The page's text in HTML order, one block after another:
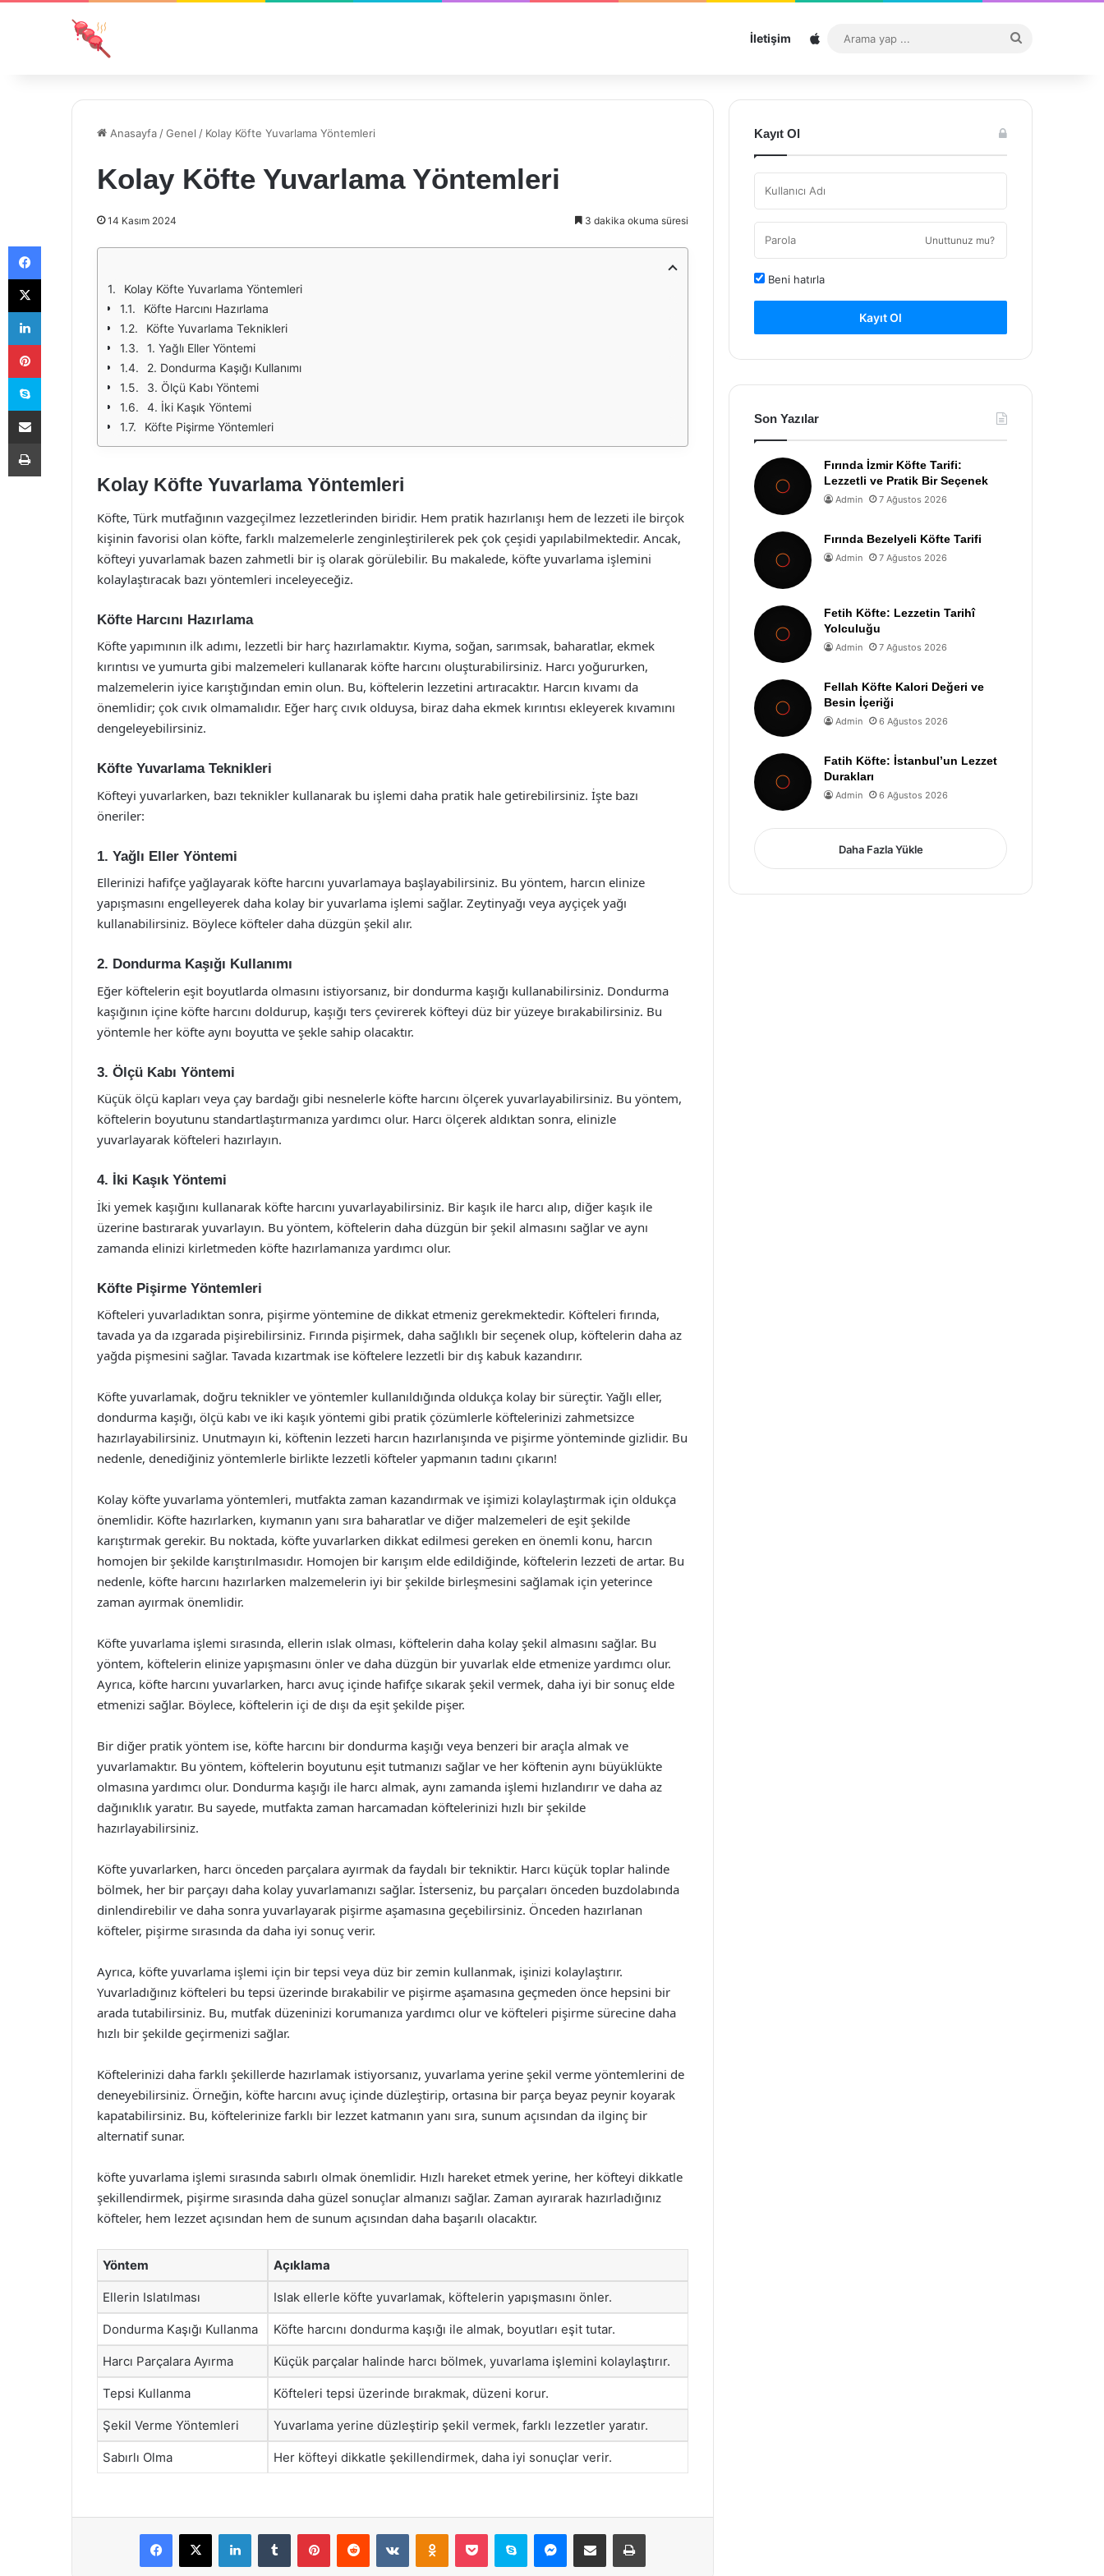
İletişim Sitemap
...
Anasayfa /Genel / Kolay Köfte Yuvarlama Yöntemleri
Kolay Köfte Yuvarlama Yöntemleri
14 Kasım 2024 3 dakika okuma süresi
Kolay Köfte Yuvarlama Yöntemleri
Köfte Harcını Hazırlama
Köfte Yuvarlama Teknikleri
1. Yağlı Eller Yöntemi
2. Dondurma Kaşığı Kullanımı
3. Ölçü Kabı Yöntemi
4. İki Kaşık Yöntemi
Köfte Pişirme Yöntemleri
Kolay Köfte Yuvarlama Yöntemleri
Köfte, Türk mutfağının vazgeçilmez lezzetlerinden biridir. Hem pratik hazırlanışı hem de lezzeti ile birçok
kişinin favorisi olan köfte, farklı malzemelerle zenginleştirilerek pek çok çeşidi yapılabilmektedir. Ancak,
köfteyi yuvarlamak bazen zahmetli bir iş olarak görülebilir. Bu makalede, köfte yuvarlama işlemini
kolaylaştıracak bazı yöntemleri inceleyeceğiz.
Köfte Harcını Hazırlama
Köfte yapımının ilk adımı, lezzetli bir harç hazırlamaktır. Kıyma, soğan, sarımsak, baharatlar, ekmek
kırıntısı ve yumurta gibi malzemeleri kullanarak köfte harcını oluşturabilirsiniz. Harcı yoğururken,
malzemelerin iyice karıştığından emin olun. Bu, köftelerin lezzetini artıracaktır. Harcın kıvamı da
önemlidir; çok cıvık olmamalıdır. Eğer harç cıvık olduysa, biraz daha ekmek kırıntısı ekleyerek kıvamını
dengeleyebilirsiniz.
Köfte Yuvarlama Teknikleri
Köfteyi yuvarlarken, bazı teknikler kullanarak bu işlemi daha pratik hale getirebilirsiniz. İşte bazı
öneriler:
1. Yağlı Eller Yöntemi
Ellerinizi hafifçe yağlayarak köfte harcını yuvarlamaya başlayabilirsiniz. Bu yöntem, harcın elinize
yapışmasını engelleyerek daha kolay bir yuvarlama işlemi sağlar. Zeytinyağı veya ayçiçek yağı
kullanabilirsiniz. Böylece köfteler daha düzgün şekil alır.
2. Dondurma Kaşığı Kullanımı
Eğer köftelerin eşit boyutlarda olmasını istiyorsanız, bir dondurma kaşığı kullanabilirsiniz. Dondurma
kaşığının içine köfte harcını doldurup, kaşığı ters çevirerek köfteyi düz bir yüzeye bırakabilirsiniz. Bu
yöntemle her köfte aynı boyutta ve şekle sahip olacaktır.
3. Ölçü Kabı Yöntemi
Küçük ölçü kapları veya çay bardağı gibi nesnelerle köfte harcını ölçerek yuvarlayabilirsiniz. Bu yöntem,
köftelerin boyutunu standartlaştırmanıza yardımcı olur. Harcı ölçerek aldıktan sonra, elinizle
yuvarlayarak köfteleri hazırlayın.
4. İki Kaşık Yöntemi
İki yemek kaşığını kullanarak köfte harcını yuvarlayabilirsiniz. Bir kaşık ile harcı alıp, diğer kaşık ile
üzerine bastırarak yuvarlayın. Bu yöntem, köftelerin daha düzgün bir şekil almasını sağlar ve aynı
zamanda elinizi kirletmeden köfte hazırlamanıza yardımcı olur.
Köfte Pişirme Yöntemleri
Köfteleri yuvarladıktan sonra, pişirme yöntemine de dikkat etmeniz gerekmektedir. Köfteleri fırında,
tavada ya da ızgarada pişirebilirsiniz. Fırında pişirmek, daha sağlıklı bir seçenek olup, köftelerin daha az
yağda pişmesini sağlar. Tavada kızartmak ise köftelere lezzetli bir dış kabuk kazandırır.
Köfte yuvarlamak, doğru teknikler ve yöntemler kullanıldığında oldukça kolay bir süreçtir. Yağlı eller,
dondurma kaşığı, ölçü kabı ve iki kaşık yöntemi gibi pratik çözümlerle köftelerinizi zahmetsizce
hazırlayabilirsiniz. Unutmayın ki, köftenin lezzeti harcın hazırlanışında ve pişirme yönteminde gizlidir. Bu
nedenle, denediğiniz yöntemlerle birlikte lezzetli köfteler yapmanın tadını çıkarın!
Kolay köfte yuvarlama yöntemleri, mutfakta zaman kazandırmak ve işimizi kolaylaştırmak için oldukça
önemlidir. Köfte hazırlarken, kıymanın yanı sıra baharatlar ve diğer malzemeleri de eşit şekilde
karıştırmak gerekir. Bu noktada, köfte yuvarlarken dikkat edilmesi gereken en önemli konu, harcın
homojen bir şekilde karıştırılmasıdır. Homojen bir karışım elde edildiğinde, köftelerin lezzeti de artar. Bu
nedenle, köfte harcını hazırlarken malzemelerin iyi bir şekilde birleşmesini sağlamak için yeterince
zaman ayırmak önemlidir.
Köfte yuvarlama işlemi sırasında, ellerin ıslak olması, köftelerin daha kolay şekil almasını sağlar. Bu
yöntem, köftelerin elinize yapışmasını önler ve daha düzgün bir yuvarlak elde etmenize yardımcı olur.
Ayrıca, köfte harcını yuvarlarken, harcı avuç içinde hafifçe sıkarak şekil vermek, daha iyi bir sonuç elde
etmenizi sağlar. Böylece, köftelerin içi de dışı da eşit şekilde pişer.
Bir diğer pratik yöntem ise, köfte harcını bir dondurma kaşığı veya benzeri bir araçla almak ve
yuvarlamaktır. Bu yöntem, köftelerin boyutunu eşit tutmanızı sağlar ve her köftenin aynı büyüklükte
olmasına yardımcı olur. Dondurma kaşığı ile harcı almak, aynı zamanda işlemi hızlandırır ve daha az
dağınıklık yaratır. Bu sayede, mutfakta zaman harcamadan köftelerinizi hızlı bir şekilde
hazırlayabilirsiniz.
Köfte yuvarlarken, harcı önceden parçalara ayırmak da faydalı bir tekniktir. Harcı küçük toplar halinde
bölmek, her bir parçayı daha kolay yuvarlamanızı sağlar. İsterseniz, bu parçaları önceden buzdolabında
dinlendirebilir ve daha sonra yuvarlayarak pişirme aşamasına geçebilirsiniz. Önceden hazırlanan
köfteler, pişirme sırasında da daha iyi sonuç verir.
Ayrıca, köfte yuvarlama işlemi için bir tepsi veya düz bir zemin kullanmak, işinizi kolaylaştırır.
Yuvarladığınız köfteleri bu tepsi üzerinde bırakabilir ve pişirme aşamasına geçmeden önce hepsini bir
arada tutabilirsiniz. Bu, mutfak düzeninizi korumanıza yardımcı olur ve köfteleri pişirme sürecine daha
hızlı bir şekilde geçirmenizi sağlar.
Köftelerinizi daha farklı şekillerde hazırlamak istiyorsanız, yuvarlama yerine şekil verme yöntemlerini de
deneyebilirsiniz. Örneğin, köfte harcını avuç içinde düzleştirip, ortasına bir parça beyaz peynir koyarak
kapatabilirsiniz. Bu, köftelerinize farklı bir lezzet katmanın yanı sıra, sunum açısından da ilginç bir
alternatif sunar.
köfte yuvarlama işlemi sırasında sabırlı olmak önemlidir. Hızlı hareket etmek yerine, her köfteyi dikkatle
şekillendirmek, pişirme sırasında daha güzel sonuçlar almanızı sağlar. Zaman ayırarak hazırladığınız
köfteler, hem lezzet açısından hem de sunum açısından daha başarılı olacaktır.
Yöntem Açıklama
Ellerin Islatılması Islak ellerle köfte yuvarlamak, köftelerin yapışmasını önler.
Dondurma Kaşığı Kullanma Köfte harcını dondurma kaşığı ile almak, boyutları eşit tutar.
Harcı Parçalara Ayırma Küçük parçalar halinde harcı bölmek, yuvarlama işlemini kolaylaştırır.
Tepsi Kullanma Köfteleri tepsi üzerinde bırakmak, düzeni korur.
Şekil Verme Yöntemleri Yuvarlama yerine düzleştirip şekil vermek, farklı lezzetler yaratır.
Sabırlı Olma Her köfteyi dikkatle şekillendirmek, daha iyi sonuçlar verir.
Facebook
X LinkedInTumblr PinterestReddit VKontakteOdnoklassniki
Pocket Skype Messenger
E-Posta ile paylaş Yazdır
Kayıt Ol
Unuttunuz mu?
Beni hatırla
Kayıt Ol
Son Yazılar
Fırında İzmir Köfte Tarifi:
Lezzetli ve Pratik Bir Seçenek
Admin 7 Ağustos 2026
Fırında Bezelyeli Köfte Tarifi
Admin 7 Ağustos 2026
Fetih Köfte: Lezzetin Tarihî
Yolculuğu
Admin 7 Ağustos 2026
Fellah Köfte Kalori Değeri ve
Besin İçeriği
Admin 6 Ağustos 2026
Fatih Köfte: İstanbul’un Lezzet
Durakları
Admin 6 Ağustos 2026
Daha Fazla Yükle
Facebook
X
LinkedIn
Pinterest
Skype
E-Posta ile paylaş